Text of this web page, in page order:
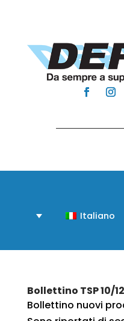
Italiano
Bollettino TSP 10/
Bollettino nuovi